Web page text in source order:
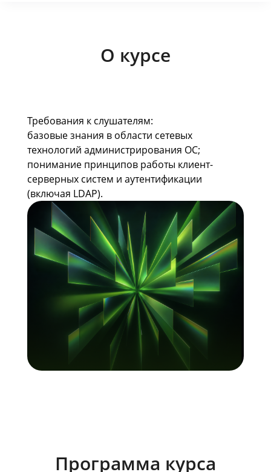
О курсе
Требования к слушателям:
базовые знания в области сетевых
технологий администрирования ОС;
понимание принципов работы клиент-
серверных систем и аутентификации
(включая LDAP).
Программа курса